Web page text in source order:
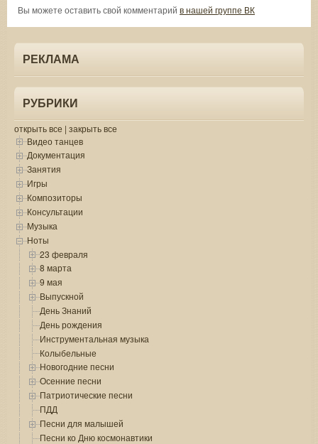
Вы можете оставить свой комментарий в нашей группе ВК
РЕКЛАМА
РУБРИКИ
открыть все | закрыть все
Видео танцев
Документация
Занятия
Игры
Композиторы
Консультации
Музыка
Ноты
23 февраля
8 марта
9 мая
Выпускной
День Знаний
День рождения
Инструментальная музыка
Колыбельные
Новогодние песни
Осенние песни
Патриотические песни
ПДД
Песни для малышей
Песни ко Дню космонавтики